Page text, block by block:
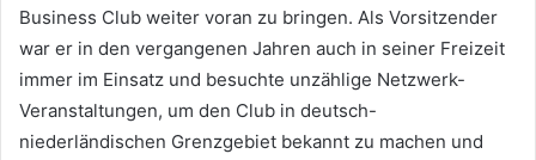
Business Club weiter voran zu bringen. Als Vorsitzender
war er in den vergangenen Jahren auch in seiner Freizeit
immer im Einsatz und besuchte unzählige Netzwerk-
Veranstaltungen, um den Club in deutsch-
niederländischen Grenzgebiet bekannt zu machen und